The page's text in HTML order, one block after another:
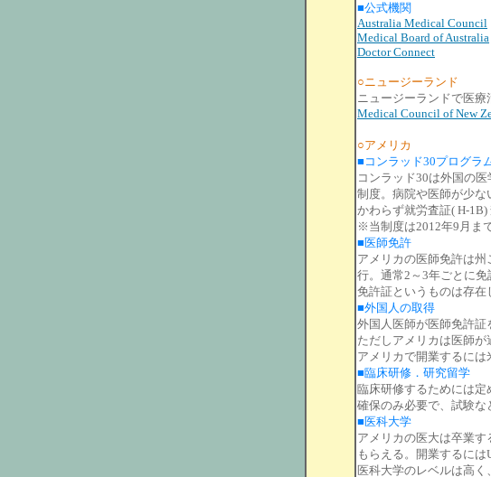
■公式機関
Australia Medical Council
Medical Board of Australia
Doctor Connect
○ニュージーランド
ニュージーランドで医療
Medical Council of New
○アメリカ
■コンラッド30プログラ
コンラッド30は外国の
制度。病院や医師が少
かわらず就労査証( H-
※当制度は2012年9月ま
■医師免許
アメリカの医師免許は
行。通常2～3年ごとに
免許証というものは存在
■外国人の取得
外国人医師が医師免許証
ただしアメリカは医師が
アメリカで開業するには
■臨床研修．研究留学
臨床研修するためには
確保のみ必要で、試験な
■医科大学
アメリカの医大は卒業す
もらえる。開業するには
医科大学のレベルは高く